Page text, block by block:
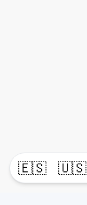
🇪🇸 🇺🇸